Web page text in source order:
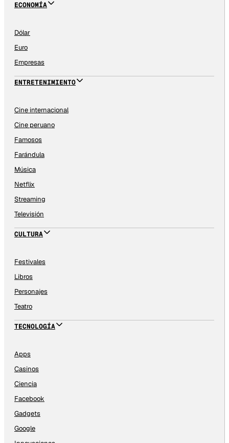
ECONOMÍA
Dólar
Euro
Empresas
ENTRETENIMIENTO
Cine internacional
Cine peruano
Famosos
Farándula
Música
Netflix
Streaming
Televisión
CULTURA
Festivales
Libros
Personajes
Teatro
TECNOLOGÍA
Apps
Casinos
Ciencia
Facebook
Gadgets
Google